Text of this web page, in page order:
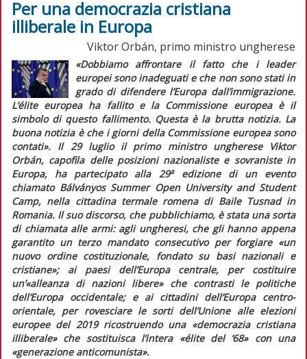
Per una democrazia cristiana
illiberale in Europa
Viktor Orbán, primo ministro ungherese
«Dobbiamo affrontare il fatto che i leader
europei sono inadeguati e che non sono stati in
grado di difendere l’Europa dall’immigrazione.
L’éliteeuropea ha fallito e la Commissione europea è il
simbolo di questo fallimento. Questa è la brutta notizia. La
buona notizia è che i giorni della Commissione europea sono
contati». Il 29 luglio il primo ministro ungherese Viktor
Orbán, capofila delle posizioni nazionaliste e sovraniste in
Europa, ha partecipato alla 29aedizione di un evento
chiamato Bálványos Summer Open University and Student
Camp, nella cittadina termale romena di Baile Tusnad in
Romania. Il suo discorso, che pubblichiamo, è stata una sorta
di chiamata alle armi: agli ungheresi, che gli hanno appena
garantito un terzo mandato consecutivo per forgiare «un
nuovo ordine costituzionale, fondato su basi nazionali e
cristiane»;ai paesi dell’Europa centrale, per costituire
un’«alleanza di nazioni libere»che contrasti le politiche
dell’Europa occidentale; e ai cittadini dell’Europa centro-
orientale, per rovesciare le sorti dell’Unione alle elezioni
europee del 2019 ricostruendo una «democrazia cristiana
illiberale» che sostituisca l’intera «élite del ’68»con una
«generazione anticomunista».